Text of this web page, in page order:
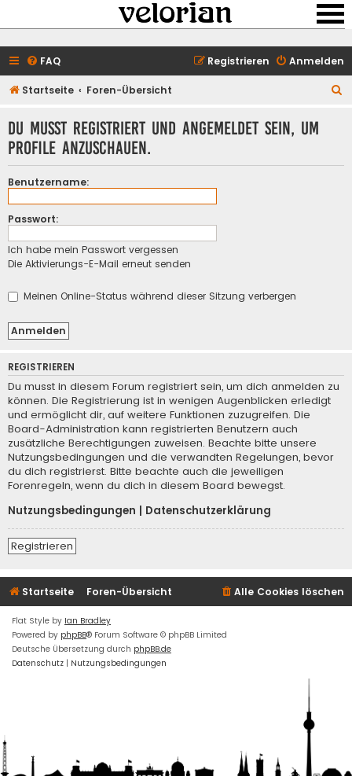
FAQ Anmelden
Registrieren
Startseite Foren-Übersicht
Du musst registriert und angemeldet sein, um
Profile anzuschauen.
Benutzername:
Passwort:
Ich habe mein Passwort vergessen
Die Aktivierungs-E-Mail erneut senden
Meinen Online-Status während dieser Sitzung verbergen
REGISTRIEREN
Du musst in diesem Forum registriert sein, um dich anmelden zu
können. Die Registrierung ist in wenigen Augenblicken erledigt
und ermöglicht dir, auf weitere Funktionen zuzugreifen. Die
Board-Administration kann registrierten Benutzern auch
zusätzliche Berechtigungen zuweisen. Beachte bitte unsere
Nutzungsbedingungen und die verwandten Regelungen, bevor
du dich registrierst. Bitte beachte auch die jeweiligen
Forenregeln, wenn du dich in diesem Board bewegst.
Nutzungsbedingungen | Datenschutzerklärung
Registrieren
Startseite Foren-Übersicht Alle Cookies löschen
Flat Style by Ian Bradley
Powered by phpBB® Forum Software © phpBB Limited
Deutsche Übersetzung durch phpBB.de
Datenschutz | Nutzungsbedingungen